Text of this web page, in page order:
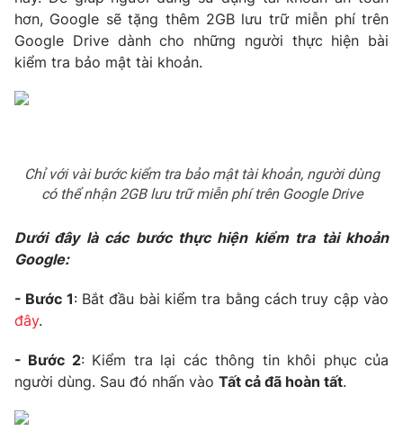
Thị trường
Góc doanh nghiệp
Truyền hình
Khán giả
Giải trí
Âm nhạc
Du lịch
Chất lượng cuộc sống
Giáo dục
Tuyển sinh
Công nghệ
Hitech Công nghệ tương lai
Sản phẩm
Thị trường
Giao lưu trực tuyến
Lịch phát sóng
Chuyên mục khác
hơn, Google sẽ tặng thêm 2GB lưu trữ miễn phí trên
Google Drive dành cho những người thực hiện bài
kiểm tra bảo mật tài khoản.
Chỉ với vài bước kiểm tra bảo mật tài khoản, người dùng
có thể nhận 2GB lưu trữ miễn phí trên Google Drive
Dưới đây là các bước thực hiện kiểm tra tài khoản
Google:
- Bước 1: Bắt đầu bài kiểm tra bằng cách truy cập vào
đây.
- Bước 2: Kiểm tra lại các thông tin khôi phục của
người dùng. Sau đó nhấn vào Tất cả đã hoàn tất.